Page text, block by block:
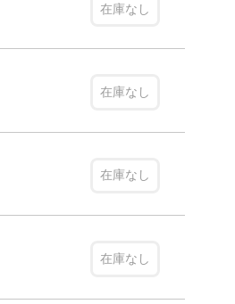
在庫なし
在庫なし
在庫なし
在庫なし